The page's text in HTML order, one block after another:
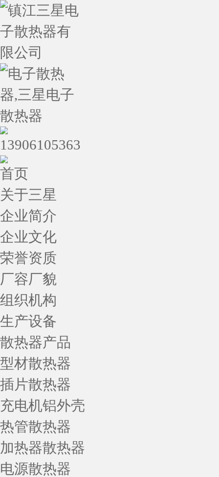
首页
关于三星
企业简介
企业文化
荣誉资质
厂容厂貌
组织机构
生产设备
散热器产品
型材散热器
插片散热器
充电机铝外壳
热管散热器
加热器散热器
电源散热器